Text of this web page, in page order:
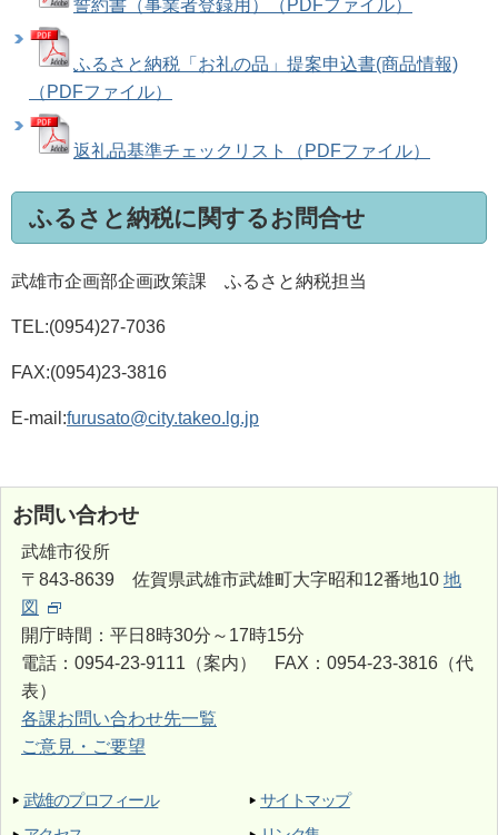
誓約書（事業者登録用）（PDFファイル）
ふるさと納税「お礼の品」提案申込書(商品情報)
（PDFファイル）
返礼品基準チェックリスト（PDFファイル）
ふるさと納税に関するお問合せ
武雄市企画部企画政策課 ふるさと納税担当
TEL:(0954)27-7036
FAX:(0954)23-3816
E-mail:furusato@city.takeo.lg.jp
お問い合わせ
武雄市役所
〒843-8639 佐賀県武雄市武雄町大字昭和12番地10 地
図
開庁時間：平日8時30分～17時15分
電話：0954-23-9111（案内） FAX：0954-23-3816（代
表）
各課お問い合わせ先一覧
ご意見・ご要望
武雄のプロフィール
サイトマップ